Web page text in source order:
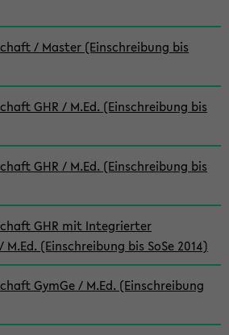
/ Master (Einschreibung bis
GHR / M.Ed. (Einschreibung bis
GHR / M.Ed. (Einschreibung bis
GHR mit Integrierter
(Einschreibung bis SoSe 2014)
GymGe / M.Ed. (Einschreibung